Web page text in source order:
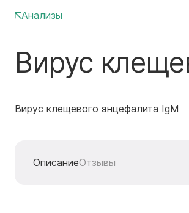
Анализы
Вирус
Вирус клещевого энцефалита IgМ
ОписаниеОтзывы